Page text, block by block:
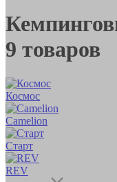
9 товаров
Космос
Camelion
Старт
REV